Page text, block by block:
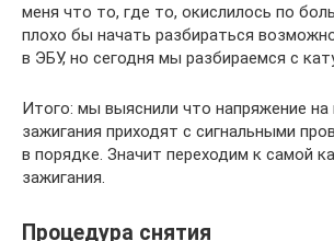
меня что то, где то, окислилось по
плохо бы начать разбираться
в ЭБУ, но сегодня мы разбираемся с
Итого: мы выяснили что напряжение на
зажигания приходят с сигнальными
в порядке. Значит переходим к самой
зажигания.
Процедура снятия